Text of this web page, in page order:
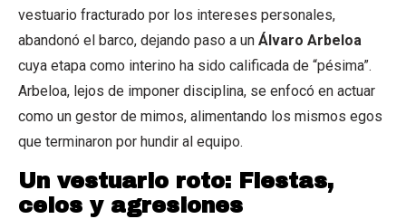
vestuario fracturado por los intereses personales,
abandonó el barco, dejando paso a un Álvaro Arbeloa
cuya etapa como interino ha sido calificada de “pésima”.
Arbeloa, lejos de imponer disciplina, se enfocó en actuar
como un gestor de mimos, alimentando los mismos egos
que terminaron por hundir al equipo.
Un vestuario roto: Fiestas,
celos y agresiones